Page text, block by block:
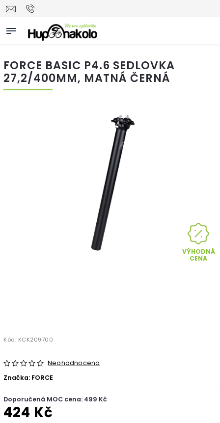
FORCE BASIC P4.6 SEDLOVKA
27,2/400MM, MATNÁ ČERNÁ
VÝHODNÁ
CENA
Kód: KCK209700
Neohodnoceno
Značka: FORCE
Doporučená MOC cena: 499 Kč
424 Kč